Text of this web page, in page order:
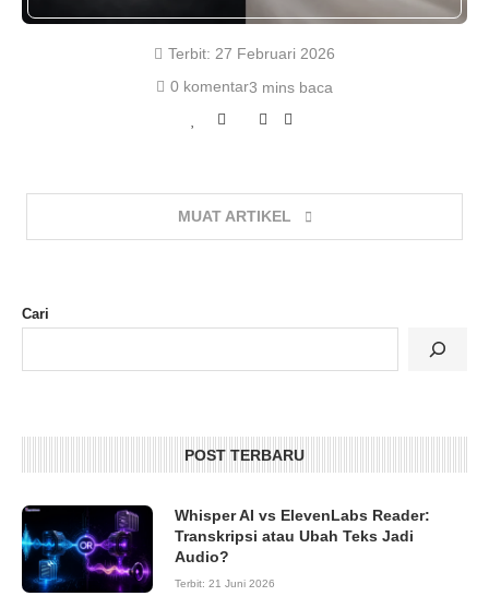
Terbit: 27 Februari 2026
0 komentar3 mins baca
MUAT ARTIKEL
Cari
POST TERBARU
Whisper AI vs ElevenLabs Reader:
Transkripsi atau Ubah Teks Jadi
Audio?
Terbit: 21 Juni 2026